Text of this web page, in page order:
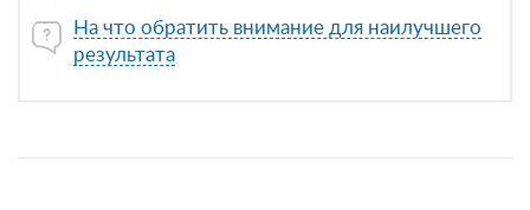
На что обратить внимание для наилучшего
результата